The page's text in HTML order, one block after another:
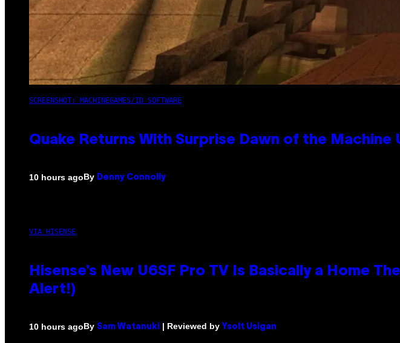
SCREENSHOT: MACHINEGAMES/ID SOFTWARE
Quake Returns With Surprise Dawn of the Machine
10 hours agoBy Denny Connolly
VIA HISENSE
Hisense’s New U6SF Pro TV Is Basically a Home
Alert!)
10 hours agoBy Sam Watanuki | Reviewed by Ysolt Usigan